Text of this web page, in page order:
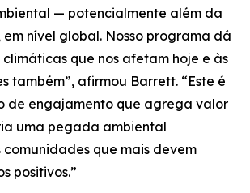
— potencialmente além da
nível global. Nosso programa dá
climáticas que nos afetam hoje e às
também”, afirmou Barrett. “Este é
de engajamento que agrega valor
uma pegada ambiental
comunidades que mais devem
positivos.”